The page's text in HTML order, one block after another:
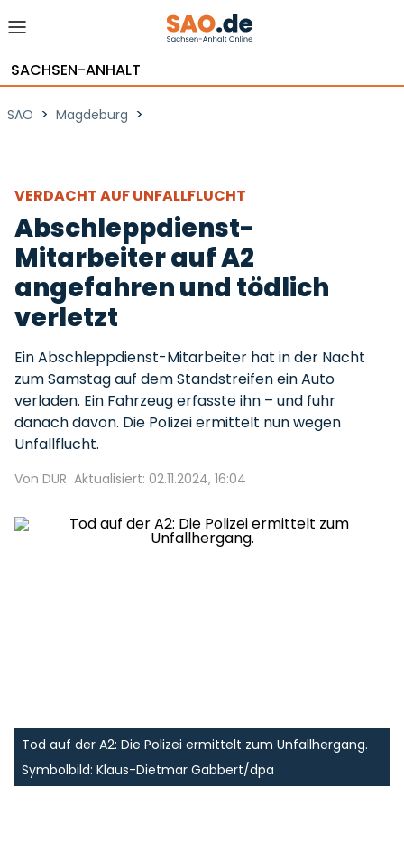
SACHSEN-ANHALT
SAO > Magdeburg >
VERDACHT AUF UNFALLFLUCHT
Abschleppdienst-
Mitarbeiter auf A2
angefahren und tödlich
verletzt
Ein Abschleppdienst-Mitarbeiter hat in der Nacht
zum Samstag auf dem Standstreifen ein Auto
verladen. Ein Fahrzeug erfasste ihn – und fuhr
danach davon. Die Polizei ermittelt nun wegen
Unfallflucht.
Von DUR Aktualisiert: 02.11.2024, 16:04
Tod auf der A2: Die Polizei ermittelt zum Unfallhergang.
Symbolbild: Klaus-Dietmar Gabbert/dpa